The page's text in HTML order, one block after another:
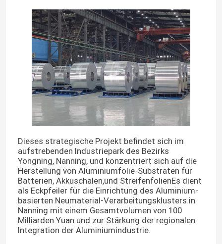
Dieses strategische Projekt befindet sich im
aufstrebenden Industriepark des Bezirks
Yongning, Nanning, und konzentriert sich auf die
Herstellung von Aluminiumfolie-Substraten für
Batterien, Akkuschalen,und StreifenfolienEs dient
als Eckpfeiler für die Einrichtung des Aluminium-
basierten Neumaterial-Verarbeitungsklusters in
Nanning mit einem Gesamtvolumen von 100
Milliarden Yuan und zur Stärkung der regionalen
Integration der Aluminiumindustrie.